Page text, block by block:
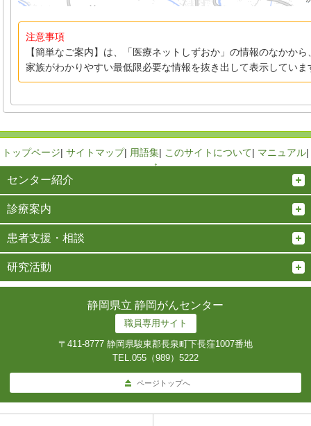
注意事項
【簡単なご案内】は、「医療ネットしずおか」の情報のなかか
家族がわかりやすい最低限必要な情報を抜き出して表示していま
トップページ| サイトマップ| 用語集| このサイトについて| マニュアル|
↑
センター紹介
診療案内
患者支援・相談
研究活動
静岡県立 静岡がんセンター
職員専用サイト
〒411-8777 静岡県駿東郡長泉町下長窪1007番地
TEL.055（989）5222
ページトップへ